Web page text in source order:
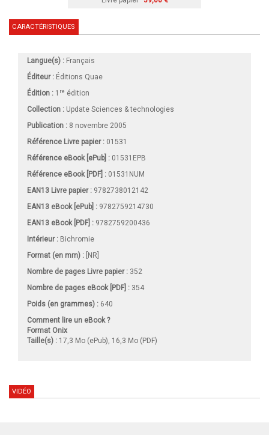
CARACTÉRISTIQUES
Langue(s) : Français
Éditeur : Éditions Quae
Édition : 1 re édition
Collection : Update Sciences & technologies
Publication : 8 novembre 2005
Référence Livre papier : 01531
Référence eBook [ePub] : 01531EPB
Référence eBook [PDF] : 01531NUM
EAN13 Livre papier : 9782738012142
EAN13 eBook [ePub] : 9782759214730
EAN13 eBook [PDF] : 9782759200436
Intérieur : Bichromie
Format (en mm) : [NR]
Nombre de pages Livre papier: 352
Nombre de pages eBook [PDF] : 354
Poids (en grammes) : 640
Comment lire un eBook ?
Format Onix
Taille(s) : 17,3 Mo (ePub), 16,3 Mo (PDF)
VIDÉO